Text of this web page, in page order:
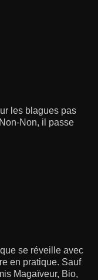
les blagues pas
Non, il passe
se réveille avec
en pratique. Sauf
Magaïveur, Bio,